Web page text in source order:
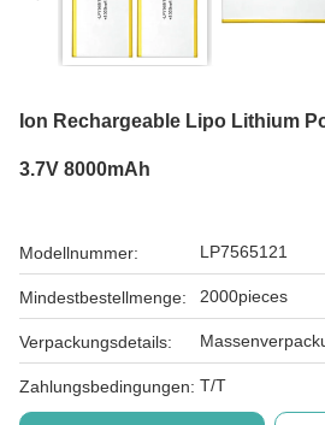
Ion Rechargeable Lipo Lithium
3.7V 8000mAh
Modellnummer: LP7565121
Mindestbestellmenge: 2000pieces
Verpackungsdetails:
Zahlungsbedingungen: T/T